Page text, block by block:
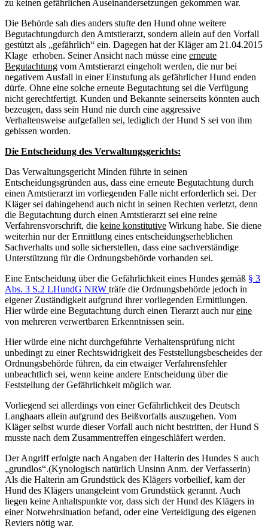
zu keinen gefährlichen Auseinandersetzungen gekommen war.
Die Behörde sah dies anders stufte den Hund ohne weitere
Begutachtungdurch den Amtstierarzt, sondern allein auf den Vorfall
gestützt als „gefährlich“ ein. Dagegen hat der Kläger am 21.04.2015
Klage erhoben. Seiner Ansicht nach müsse eine erneute
Begutachtung vom Amtstierarzt eingeholt werden, die nur bei
negativem Ausfall in einer Einstufung als gefährlicher Hund enden
dürfe. Ohne eine solche erneute Begutachtung sei die Verfügung
nicht gerechtfertigt. Kunden und Bekannte seinerseits könnten auch
bezeugen, dass sein Hund nie durch eine aggressive
Verhaltensweise aufgefallen sei, lediglich der Hund S sei von ihm
gebissen worden.
Die Entscheidung des Verwaltungsgerichts:
Das Verwaltungsgericht Minden führte in seinen
Entscheidungsgründen aus, dass eine erneute Begutachtung durch
einen Amtstierarzt im vorliegenden Falle nicht erforderlich sei. Der
Kläger sei dahingehend auch nicht in seinen Rechten verletzt, denn
die Begutachtung durch einen Amtstierarzt sei eine reine
Verfahrensvorschrift, die keine konstitutive Wirkung habe. Sie diene
weiterhin nur der Ermittlung eines entscheidungserheblichen
Sachverhalts und solle sicherstellen, dass eine sachverständige
Unterstützung für die Ordnungsbehörde vorhanden sei.
Eine Entscheidung über die Gefährlichkeit eines Hundes gemäß § 3
Abs. 3 S.2 LHundG NRW träfe die Ordnungsbehörde jedoch in
eigener Zuständigkeit aufgrund ihrer vorliegenden Ermittlungen.
Hier würde eine Begutachtung durch einen Tierarzt auch nureine
von mehreren verwertbaren Erkenntnissen sein.
Hier würde eine nicht durchgeführte Verhaltensprüfung nicht
unbedingt zu einer Rechtswidrigkeit des Feststellungsbescheides der
Ordnungsbehörde führen, da ein etwaiger Verfahrensfehler
unbeachtlich sei, wenn keine andere Entscheidung über die
Feststellung der Gefährlichkeit möglich war.
Vorliegend sei allerdings von einer Gefährlichkeit des Deutsch
Langhaars allein aufgrund des Beißvorfalls auszugehen. Vom
Kläger selbst wurde dieser Vorfall auch nicht bestritten, der Hund S
musste nach dem Zusammentreffen eingeschläfert werden.
Der Angriff erfolgte nach Angaben der Halterin des Hundes S auch
„grundlos“.(Kynologisch natürlich Unsinn Anm. der Verfasserin)
Als die Halterin am Grundstück des Klägers vorbeilief, kam der
Hund des Klägers unangeleint vom Grundstück gerannt. Auch
liegen keine Anhaltspunkte vor, dass sich der Hund des Klägers in
einer Notwehrsituation befand, oder eine Verteidigung des eigenen
Reviers nötig war.